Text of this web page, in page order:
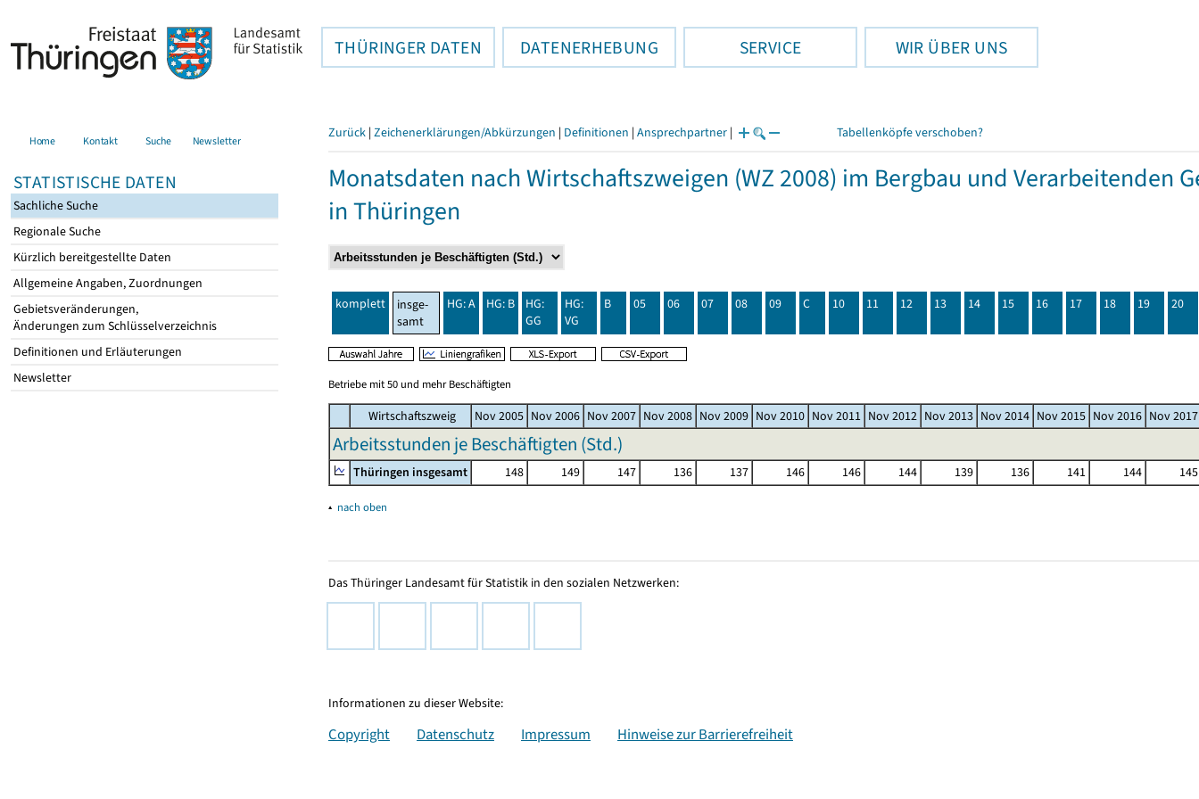
THÜRINGER DATEN DATENERHEBUNG SERVICE WIR ÜBER UNS
Home Kontakt Suche Newsletter
STATISTISCHE DATEN
Sachliche Suche
Regionale Suche
Kürzlich bereitgestellte Daten
Allgemeine Angaben, Zuordnungen
Gebietsveränderungen,
Änderungen zum Schlüsselverzeichnis
Definitionen und Erläuterungen
Newsletter
Zurück | Zeichenerklärungen/Abkürzungen | Definitionen | Ansprechpartner | Tabellenköpfe verschoben?
Monatsdaten nach Wirtschaftszweigen (WZ 2008) im Bergbau und Verarbeitenden
in Thüringen
komplett
insge-
samt
HG: A HG: B
HG:
GG
HG:
VG
B 05 06 07 08 09 C 10 11 12 13 14 15 16 17 18 19 20
Betriebe mit 50 und mehr Beschäftigten
Wirtschaftszweig Nov 2005 Nov 2006 Nov 2007 Nov 2008 Nov 2009 Nov 2010 Nov 2011 Nov 2012 Nov 2013 Nov 2014 Nov 2015 Nov 2016 Nov 2017
Arbeitsstunden je Beschäftigten (Std.)
Thüringen insgesamt 148 149 147 136 137 146 146 144 139 136 141 144 145
▴ nach oben
Das Thüringer Landesamt für Statistik in den sozialen Netzwerken:
Informationen zu dieser Website:
Copyright Datenschutz Impressum Hinweise zur Barrierefreiheit